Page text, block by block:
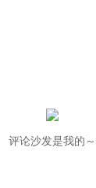
评论沙发是我的～